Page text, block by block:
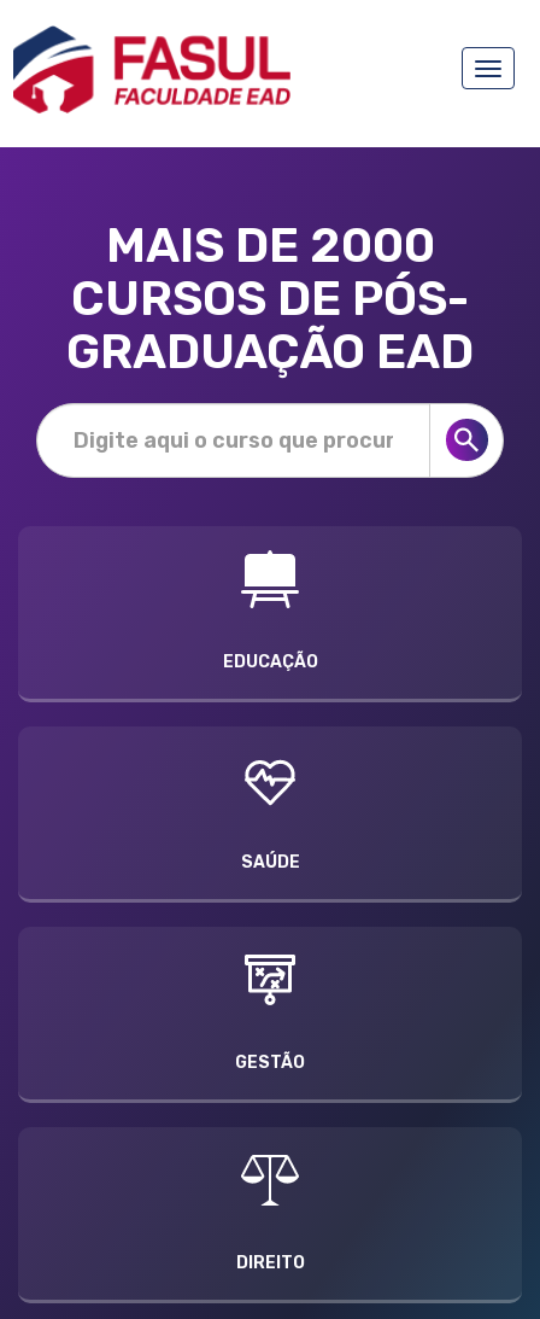
Toggle
MAIS DE 2000
CURSOS DE PÓS-
GRADUAÇÃO EAD
EDUCAÇÃO
SAÚDE
GESTÃO
DIREITO